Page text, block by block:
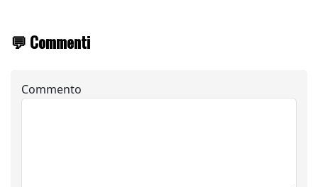
💬 Commenti